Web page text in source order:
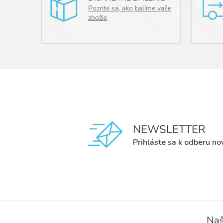
Pozrite sa, ako balíme vaše
zbožie
NEWSLETTER
Prihláste sa k odberu